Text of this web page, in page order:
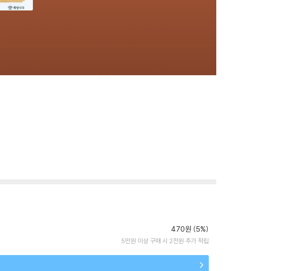
470원 (5%)
5만원 이상 구매 시 2천원 추가 적립